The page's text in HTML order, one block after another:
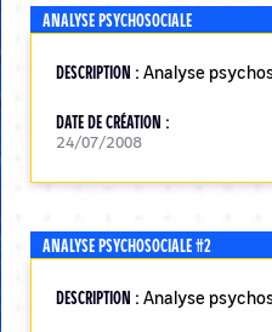
ANALYSE PSYCHOSOCIALE
DESCRIPTION : Analyse
DATE DE CRÉATION :
24/07/2008
ANALYSE PSYCHOSOCIALE #2
DESCRIPTION : Analyse